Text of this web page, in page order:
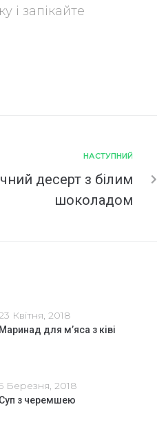
і запікайте
НАСТУПНИЙ
десерт з білим
шоколадом
Квітня, 2018
Маринад для м’яса з ківі
Березня, 2018
Суп з черемшею